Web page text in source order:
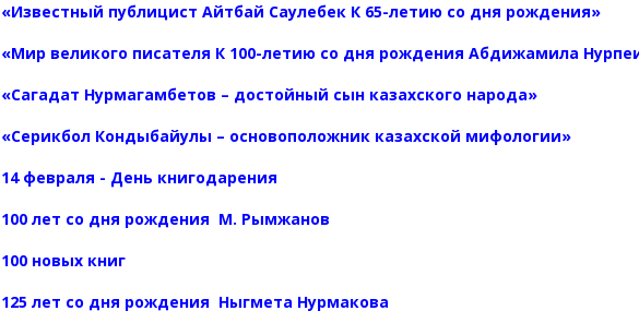
«Известный публицист Айтбай Саулебек К 65-летию со дня рождения»
«Мир великого писателя К 100-летию со дня рождения Абдижамила
«Сагадат Нурмагамбетов – достойный сын казахского народа»
«Серикбол Кондыбайулы – основоположник казахской мифологии»
14 февраля - День книгодарения
100 лет со дня рождения М. Рымжанов
100 новых книг
125 лет со дня рождения Ныгмета Нурмакова